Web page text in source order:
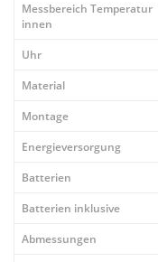
Messbereich Temperatur
innen
Uhr
Material
Montage
Energieversorgung
Batterien
Batterien inklusive
Abmessungen